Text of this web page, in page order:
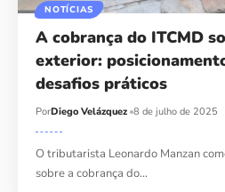
NOTÍCIAS
A cobrança do ITCMD
exterior:
desafios práticos
PorDiego Velázquez 8 de julho de 2025
O tributarista Leonardo Manzan
sobre a cobrança do…